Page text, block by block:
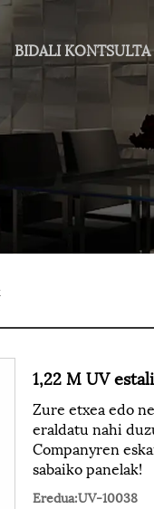
BIDALI KONTSULTA
1,22 M UV
Zure etxea edo
eraldatu nahi
Companyren
sabaiko panelak!
Eredua:UV-10038